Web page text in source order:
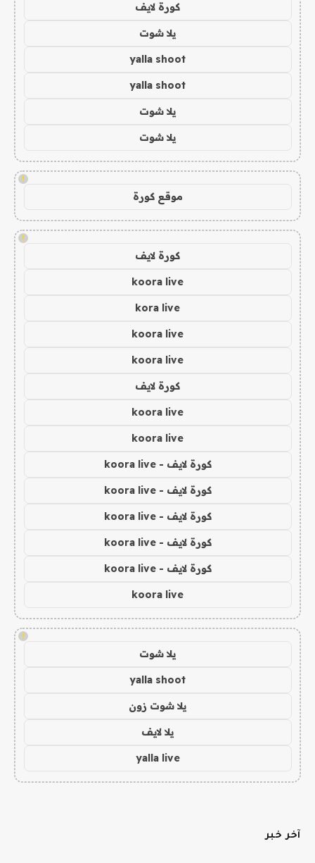
كورة لايف
يلا شوت
yalla shoot
yalla shoot
يلا شوت
يلا شوت
!
موقع كورة
!
كورة لايف
koora live
kora live
koora live
koora live
كورة لايف
koora live
koora live
كورة لايف - koora live
كورة لايف - koora live
كورة لايف - koora live
كورة لايف - koora live
كورة لايف - koora live
koora live
!
يلا شوت
yalla shoot
يلا شوت زون
يلا لايف
yalla live
آخر خبر